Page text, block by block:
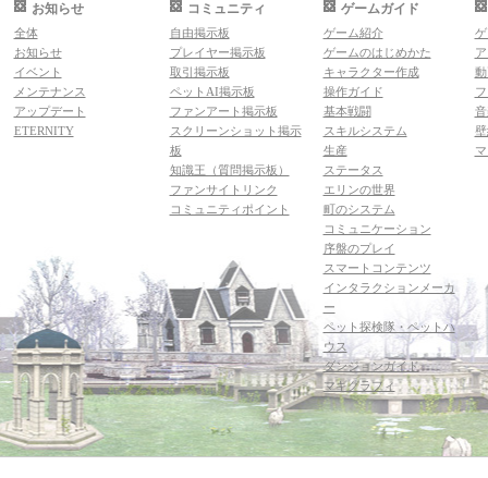
お知らせ
全体
お知らせ
イベント
メンテナンス
アップデート
ETERNITY
コミュニティ
自由掲示板
プレイヤー掲示板
取引掲示板
ペットAI掲示板
ファンアート掲示板
スクリーンショット掲示
板
知識王（質問掲示板）
ファンサイトリンク
コミュニティポイント
ゲームガイド
ゲーム紹介
ゲームのはじめかた
キャラクター作成
操作ガイド
基本戦闘
スキルシステム
生産
ステータス
エリンの世界
町のシステム
コミュニケーション
序盤のプレイ
スマートコンテンツ
インタラクションメーカ
ー
ペット探検隊・ペットハ
ウス
ダンジョンガイド
マギグラフィ